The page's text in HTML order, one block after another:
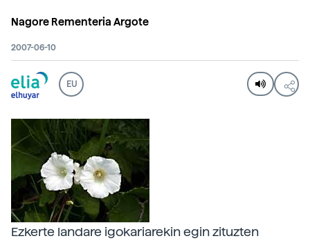
Nagore Rementeria Argote
2007-06-10
EU
Ezkerte landare igokariarekin egin zituzten